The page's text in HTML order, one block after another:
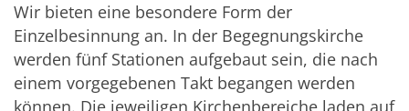
Wir bieten eine besondere Form der
Einzelbesinnung an. In der Begegnungskirche
werden fünf Stationen aufgebaut sein, die nach
einem vorgegebenen Takt begangen werden